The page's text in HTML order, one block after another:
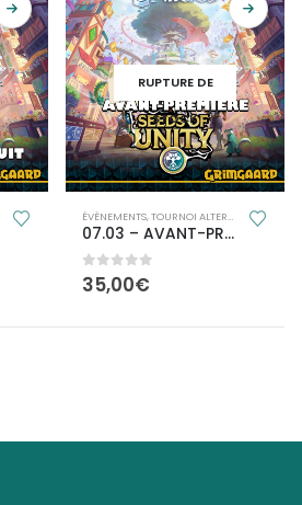
RUPTURE DE
STOCK
ÉVÈNEMENTS,TOURNOI ALTERED
07.03 – AVANT-PREMIÈRE ALTERED
0out of 5
35,00€